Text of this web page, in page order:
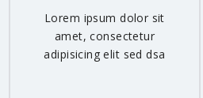
Lorem ipsum dolor sit
amet, consectetur
adipisicing elit sed dsa